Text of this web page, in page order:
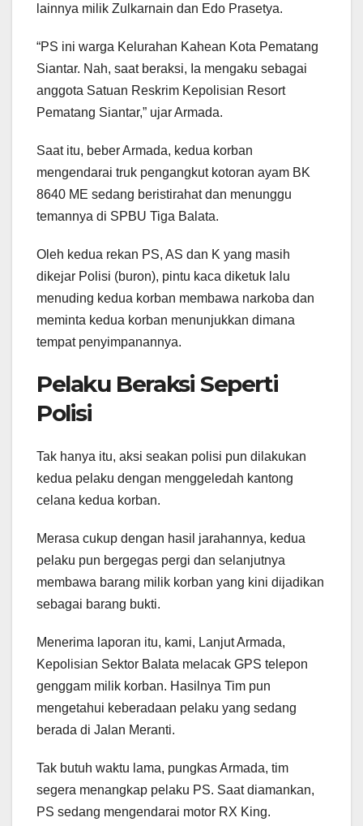
lainnya milik Zulkarnain dan Edo Prasetya.
“PS ini warga Kelurahan Kahean Kota Pematang
Siantar. Nah, saat beraksi, Ia mengaku sebagai
anggota Satuan Reskrim Kepolisian Resort
Pematang Siantar,” ujar Armada.
Saat itu, beber Armada, kedua korban
mengendarai truk pengangkut kotoran ayam BK
8640 ME sedang beristirahat dan menunggu
temannya di SPBU Tiga Balata.
Oleh kedua rekan PS, AS dan K yang masih
dikejar Polisi (buron), pintu kaca diketuk lalu
menuding kedua korban membawa narkoba dan
meminta kedua korban menunjukkan dimana
tempat penyimpanannya.
Pelaku Beraksi Seperti
Polisi
Tak hanya itu, aksi seakan polisi pun dilakukan
kedua pelaku dengan menggeledah kantong
celana kedua korban.
Merasa cukup dengan hasil jarahannya, kedua
pelaku pun bergegas pergi dan selanjutnya
membawa barang milik korban yang kini dijadikan
sebagai barang bukti.
Menerima laporan itu, kami, Lanjut Armada,
Kepolisian Sektor Balata melacak GPS telepon
genggam milik korban. Hasilnya Tim pun
mengetahui keberadaan pelaku yang sedang
berada di Jalan Meranti.
Tak butuh waktu lama, pungkas Armada, tim
segera menangkap pelaku PS. Saat diamankan,
PS sedang mengendarai motor RX King.